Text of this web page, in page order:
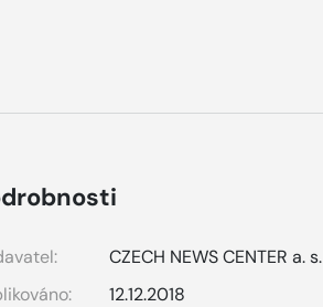
CZECH NEWS CENTER a. s.
12.12.2018